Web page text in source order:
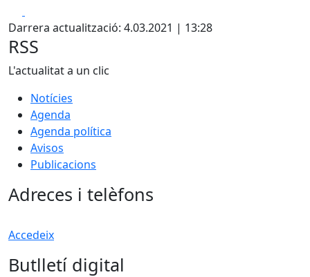
Darrera actualització: 4.03.2021 | 13:28
RSS
L'actualitat a un clic
Notícies
Agenda
Agenda política
Avisos
Publicacions
Adreces i telèfons
Accedeix
Butlletí digital